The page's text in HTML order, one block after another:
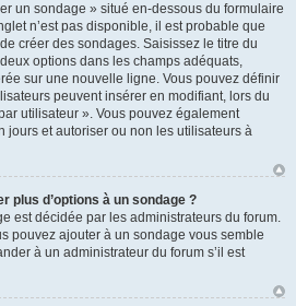
un sondage » situé en-dessous du formulaire
n’est pas disponible, il est probable que
créer des sondages. Saisissez le titre du
options dans les champs adéquats,
sur une nouvelle ligne. Vous pouvez définir
peuvent insérer en modifiant, lors du
utilisateur ». Vous pouvez également
jours et autoriser ou non les utilisateurs à
plus d’options à un sondage ?
est décidée par les administrateurs du forum.
pouvez ajouter à un sondage vous semble
à un administrateur du forum s’il est